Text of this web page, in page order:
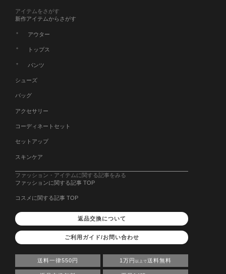
アイテムをさがす
新作アイテムからさがす
アウター
トップス
パンツ
シューズ
バッグ
アクセサリー
コーディネートセット
セットアップ
スキンケア
ファッション・アイテムに関する記事をみる
ファッションに関する記事 TOP
コスメに関する記事 TOP
返品交換について
ご利用ガイド/お問い合わせ
送料一律550円 1万円 以上で送料無料